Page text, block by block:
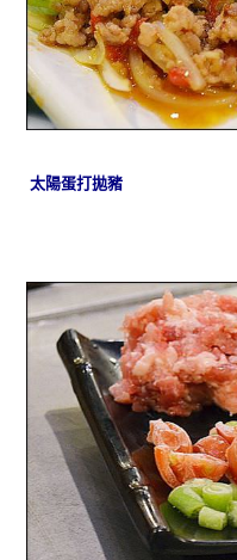
太陽蛋打拋豬